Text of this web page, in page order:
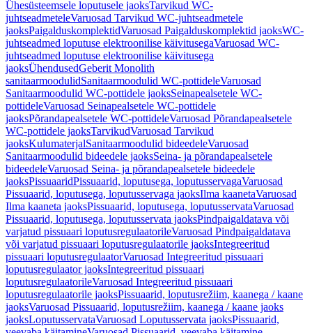
Ühesüsteemsele loputusele jaoksTarvikud WC-
juhtseadmeteleVaruosad Tarvikud WC-juhtseadmetele
jaoksPaigalduskomplektidVaruosad Paigalduskomplektid jaoksWC-
juhtseadmed loputuse elektroonilise käivitusegaVaruosad WC-
juhtseadmed loputuse elektroonilise käivitusega
jaoksÜhendusedGeberit Monolith
sanitaarmoodulidSanitaarmoodulid WC-pottideleVaruosad
Sanitaarmoodulid WC-pottidele jaoksSeinapealsetele WC-
pottideleVaruosad Seinapealsetele WC-pottidele
jaoksPõrandapealsetele WC-pottideleVaruosad Põrandapealsetele
WC-pottidele jaoksTarvikudVaruosad Tarvikud
jaoksKulumaterjalSanitaarmoodulid bideedeleVaruosad
Sanitaarmoodulid bideedele jaoksSeina- ja põrandapealsetele
bideedeleVaruosad Seina- ja põrandapealsetele bideedele
jaoksPissuaaridPissuaarid, loputusega, loputusservagaVaruosad
Pissuaarid, loputusega, loputusservaga jaoksIlma kaanetaVaruosad
Ilma kaaneta jaoksPissuaarid, loputusega, loputusservataVaruosad
Pissuaarid, loputusega, loputusservata jaoksPindpaigaldatava või
varjatud pissuaari loputusregulaatorileVaruosad Pindpaigaldatava
või varjatud pissuaari loputusregulaatorile jaoksIntegreeritud
pissuaari loputusregulaatorVaruosad Integreeritud pissuaari
loputusregulaator jaoksIntegreeritud pissuaari
loputusregulaatorileVaruosad Integreeritud pissuaari
loputusregulaatorile jaoksPissuaarid, loputusrežiim, kaanega / kaane
jaoksVaruosad Pissuaarid, loputusrežiim, kaanega / kaane jaoks
jaoksLoputusservataVaruosad Loputusservata jaoksPissuaarid,